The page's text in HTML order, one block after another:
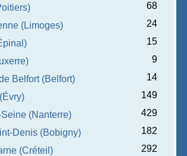
68
(Limoges)
24
15
9
Belfort (Belfort)
14
149
(Nanterre)
429
Denis (Bobigny)
182
(Créteil)
292